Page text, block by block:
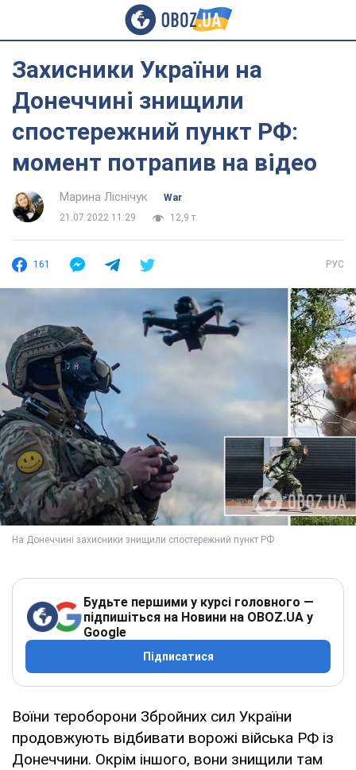
Захисники України на
Донеччині знищили
спостережний пункт РФ:
момент потрапив на відео
Марина Ліснічук
War
21.07.2022 11:29
12,9 т.
161 РУС
Будьте першими у курсі головного —
підпишіться на Новини на OBOZ.UA у
Google
Підписатися
Воїни тероборони Збройних сил України
продовжують відбивати ворожі війська РФ із
Донеччини. Окрім іншого, вони знищили там